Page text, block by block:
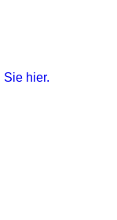
Sie hier.